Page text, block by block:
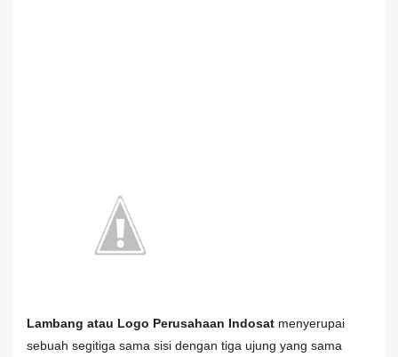
Lambang atau Logo Perusahaan Indosat menyerupai
sebuah segitiga sama sisi dengan tiga ujung yang sama